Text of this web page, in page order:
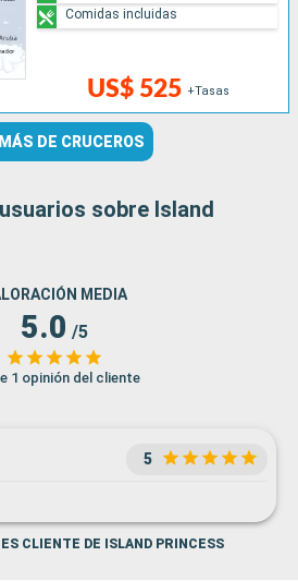
US$ 525 +Tasas
Comidas incluidas
DE CRUCEROS
sobre Island
MEDIA
5.0 /5
1 opinión del cliente
5
CLIENTE DE ISLAND PRINCESS